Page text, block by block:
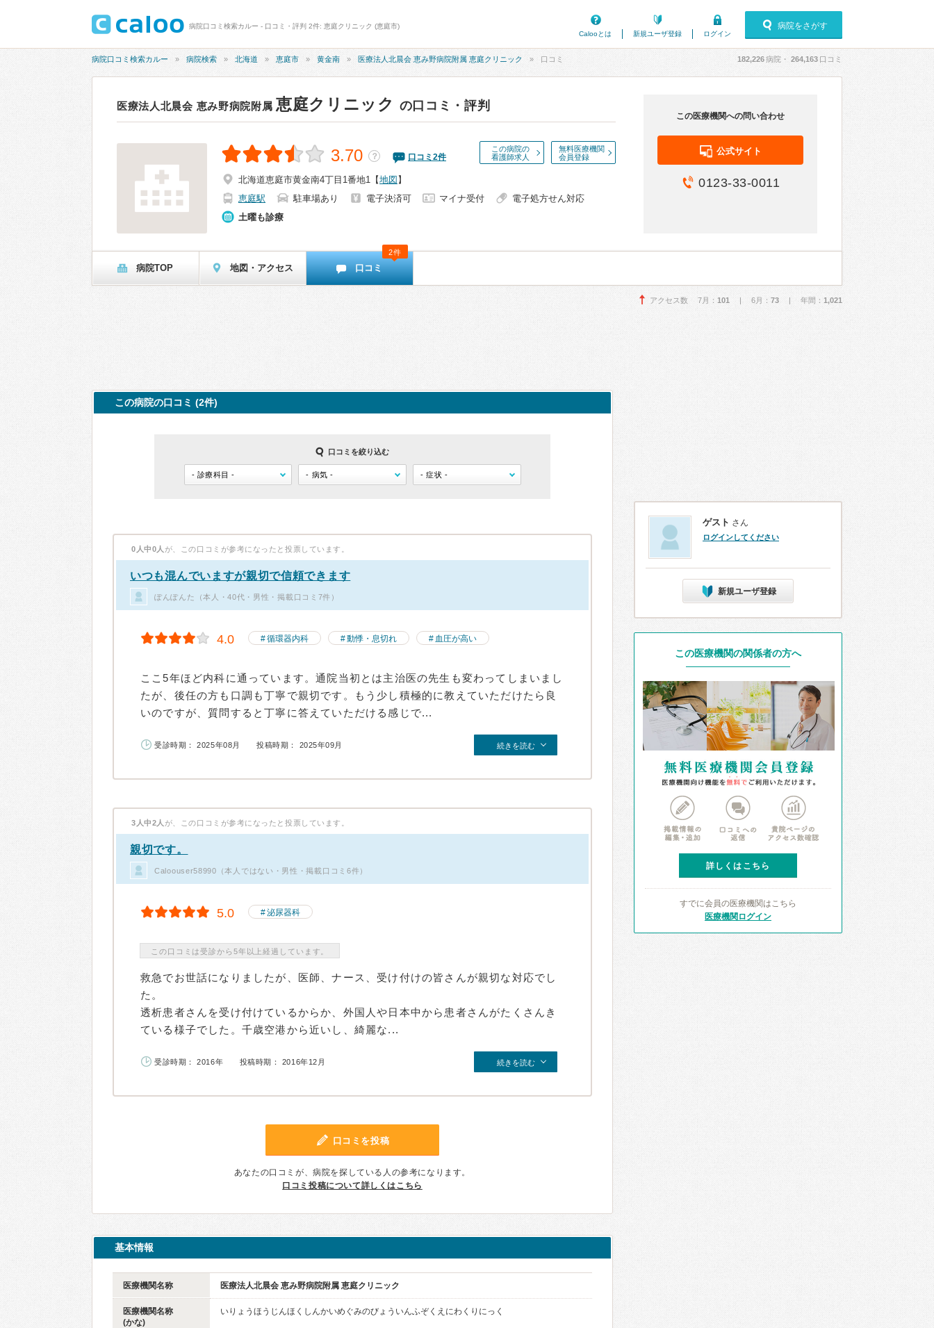
病院口コミ検索カルー - 口コミ・評判 2件: 恵庭クリニック (恵庭市)
Calooとは
新規ユーザ登録 ログイン
病院をさがす
病院口コミ検索カルー 病院検索 北海道 恵庭市 黄金南 医療法人北晨会 恵み野病院附属 恵庭クリニック 口コミ 182,226病院・ 264,163 口コミ
医療法人北晨会 恵み野病院附属 恵庭クリニック の口コミ・評判
この病院の
看護師求人
無料医療機関
会員登録
3.70 ？ 口コミ 2件
北海道恵庭市黄金南4丁目1番地1 【地図 】
恵庭駅
駐車場あり 電子決済可 マイナ受付
電子処方せん対応
土曜も診療
この医療機関への問い合わせ
公式サイト
0123-33-0011
病院TOP 地図・アクセス 口コミ
2件
アクセス数 7月： 101 | 6月： 73 | 年間： 1,021
この病院の口コミ (2件)
口コミを絞り込む
0人中0人 が、この口コミが参考になったと投票しています。
いつも混んでいますが親切で信頼できます
ぽんぽんた（本人・40代・男性・掲載口コミ7件）
4.0 循環器内科 動悸・息切れ 血圧が高い
ここ5年ほど内科に通っています。通院当初とは主治医の先生も変わってしまいまし
たが、後任の方も口調も丁寧で親切です。もう少し積極的に教えていただけたら良
いのですが、質問すると丁寧に答えていただける感じで...
受診時期： 2025年08月 投稿時期： 2025年09月 続きを読む
3人中2人 が、この口コミが参考になったと投票しています。
親切です。
Caloouser58990（本人ではない・男性・掲載口コミ6件）
5.0 泌尿器科
この口コミは受診から5年以上経過しています。
救急でお世話になりましたが、医師、ナース、受け付けの皆さんが親切な対応でし
た。
透析患者さんを受け付けているからか、外国人や日本中から患者さんがたくさんき
ている様子でした。千歳空港から近いし、綺麗な...
受診時期： 2016年 投稿時期： 2016年12月 続きを読む
口コミを投稿
あなたの口コミが、病院を探している人の参考になります。
口コミ投稿について詳しくはこちら
基本情報
医療機関名称 医療法人北晨会 恵み野病院附属 恵庭クリニック
医療機関名称
(かな)
いりょうほうじんほくしんかいめぐみのびょういんふぞくえにわくりにっく
ゲスト さん
ログインしてください
新規ユーザ登録
この医療機関の関係者の方へ
詳しくはこちら
すでに会員の医療機関はこちら
医療機関ログイン